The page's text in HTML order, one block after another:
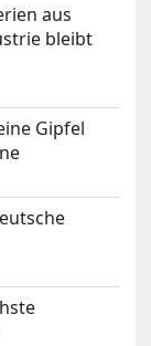
aus
bleibt
Gipfel